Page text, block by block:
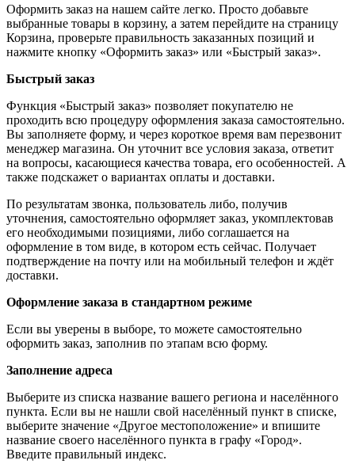
Оформить заказ на нашем сайте легко. Просто добавьте
выбранные товары в корзину, а затем перейдите на страницу
Корзина, проверьте правильность заказанных позиций и
нажмите кнопку «Оформить заказ» или «Быстрый заказ».
Быстрый заказ
Функция «Быстрый заказ» позволяет покупателю не
проходить всю процедуру оформления заказа самостоятельно.
Вы заполняете форму, и через короткое время вам перезвонит
менеджер магазина. Он уточнит все условия заказа, ответит
на вопросы, касающиеся качества товара, его особенностей. А
также подскажет о вариантах оплаты и доставки.
По результатам звонка, пользователь либо, получив
уточнения, самостоятельно оформляет заказ, укомплектовав
его необходимыми позициями, либо соглашается на
оформление в том виде, в котором есть сейчас. Получает
подтверждение на почту или на мобильный телефон и ждёт
доставки.
Оформление заказа в стандартном режиме
Если вы уверены в выборе, то можете самостоятельно
оформить заказ, заполнив по этапам всю форму.
Заполнение адреса
Выберите из списка название вашего региона и населённого
пункта. Если вы не нашли свой населённый пункт в списке,
выберите значение «Другое местоположение» и впишите
название своего населённого пункта в графу «Город».
Введите правильный индекс.